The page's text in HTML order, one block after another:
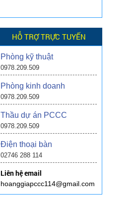
HỖ TRỢ TRỰC TUYẾN
Phòng kỹ thuật
0978.209.509
Phòng kinh doanh
0978.209.509
Thầu dự án PCCC
0978.209.509
Điện thoại bàn
02746 288 114
Liên hệ email
hoanggiapccc114@gmail.com